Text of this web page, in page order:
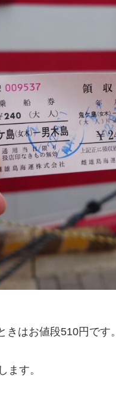
はお値段510円です。
ます。